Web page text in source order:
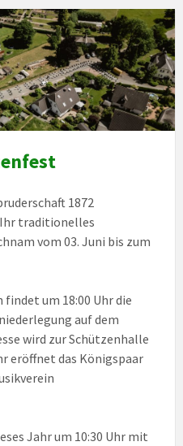
1872
Ihr traditionelles
vom 03. Juni bis zum
um 18:00 Uhr die
auf dem
wird zur Schützenhalle
eröffnet das Königspaar
Jahr um 10:30 Uhr mit